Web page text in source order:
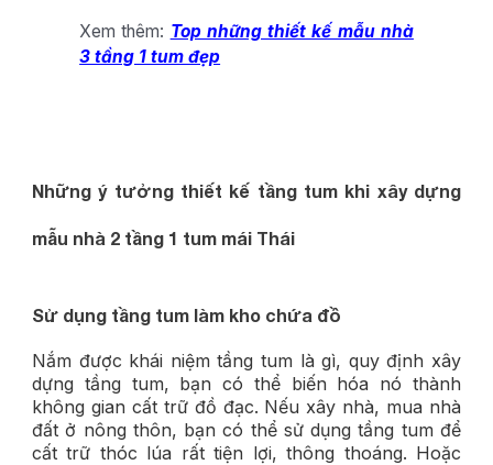
Xem thêm: Top những thiết kế mẫu nhà
3 tầng 1 tum đẹp
Những ý tưởng thiết kế tầng tum khi xây dựng
mẫu nhà 2 tầng 1 tum mái Thái
Sử dụng tầng tum làm kho chứa đồ
Nắm được khái niệm tầng tum là gì, quy định xây
dựng tầng tum, bạn có thể biến hóa nó thành
không gian cất trữ đồ đạc. Nếu xây nhà, mua nhà
đất ở nông thôn, bạn có thể sử dụng tầng tum để
cất trữ thóc lúa rất tiện lợi, thông thoáng. Hoặc